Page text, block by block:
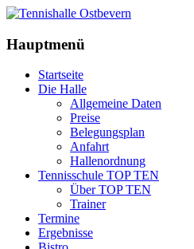
Hauptmenü
Startseite
Die Halle
Allgemeine Daten
Preise
Belegungsplan
Anfahrt
Hallenordnung
Tennisschule TOP TEN
Über TOP TEN
Trainer
Termine
Ergebnisse